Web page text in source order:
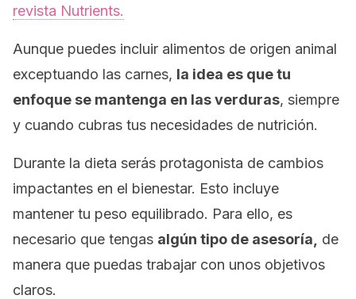
revista Nutrients.
Aunque puedes incluir alimentos de origen animal
exceptuando las carnes, la idea es que tu
enfoque se mantenga en las verduras, siempre
y cuando cubras tus necesidades de nutrición.
Durante la dieta serás protagonista de cambios
impactantes en el bienestar. Esto incluye
mantener tu peso equilibrado. Para ello, es
necesario que tengas algún tipo de asesoría,
de
manera que puedas trabajar con unos objetivos
claros.